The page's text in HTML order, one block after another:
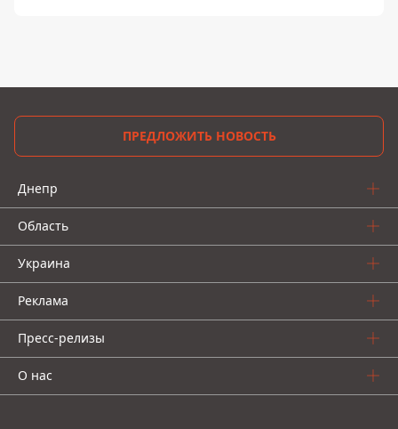
ПРЕДЛОЖИТЬ НОВОСТЬ
Днепр
Область
Украина
Реклама
Пресс-релизы
О нас